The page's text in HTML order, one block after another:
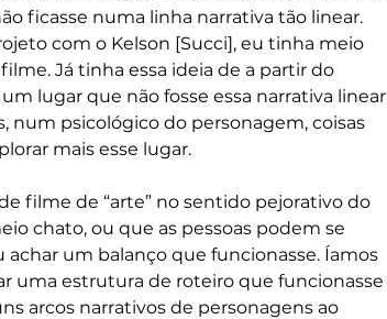
ficasse numa linha narrativa tão linear.
com o Kelson [Succi], eu tinha meio
Já tinha essa ideia de a partir do
lugar que não fosse essa narrativa linear
num psicológico do personagem, coisas
mais esse lugar.
filme de “arte” no sentido pejorativo do
chato, ou que as pessoas podem se
um balanço que funcionasse. Íamos
uma estrutura de roteiro que funcionasse
arcos narrativos de personagens ao